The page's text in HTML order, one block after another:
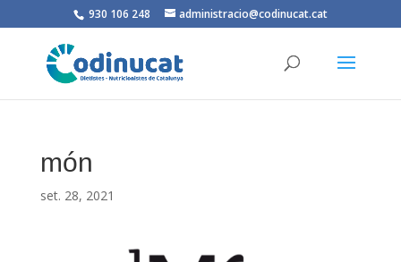
930 106 248 administracio@codinucat.cat
món
set. 28, 2021